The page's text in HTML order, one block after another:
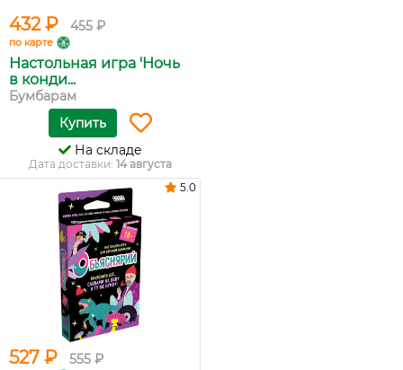
432 ₽ 455 ₽
по карте
Настольная игра 'Ночь
в конди...
Бумбарам
Купить
На складе
Дата доставки: 14 августа
527 ₽ 555 ₽
5.0